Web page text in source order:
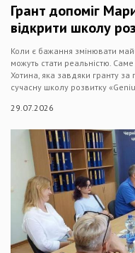
Грант допоміг
відкрити школу
Коли є бажання змінювати
можуть стати реальністю.
Хотина, яка завдяки гранту
сучасну школу розвитку
29.07.2026